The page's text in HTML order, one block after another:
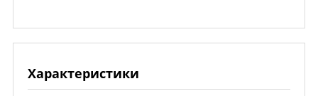
Характеристики